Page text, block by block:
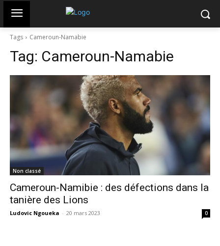
Tags Cameroun-Namabie
Tag: Cameroun-Namabie
Non classé
Cameroun-Namibie : des défections dans la
tanière des Lions
Ludovic Ngoueka - 20 mars 2023 0